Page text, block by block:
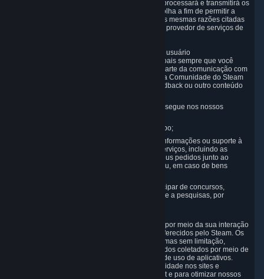
validade e código de segurança) à Valve, que processará e transmitirá os
dados para o provedor de serviços de sua escolha a fim de permitir a
operação e executar controles antifraude. Pelas mesmas razões citadas
acima, a Valve também receberá dados do seu provedor de serviços de
3.3 Outros dados enviados explicitamente pelo usuário
Coletaremos e processaremos os Dados Pessoais sempre que você
fornecê-los ou enviá-los explicitamente como parte da comunicação com
terceiros no Steam, por exemplo, nos Fóruns da Comunidade do Steam
ou nos bate-papos, ou quando você enviar feedback ou outro conteúdo
Informações que você publica, comenta ou segue nos nossos
Informações enviadas por meio de bate-papo;
Informações que você fornece ao solicitar informações ou suporte à
nossa equipe ou ao adquirir Conteúdo e Serviços, incluindo as
informações necessárias para processar seus pedidos junto ao
provedor de pagamentos correspondente ou, em caso de bens
Informações que você nos fornece ao participar de concursos,
competições e torneios ou quando responde a pesquisas, por
Nós coletamos uma variedade de informações por meio da sua interação
geral com os sites, o Conteúdo e os Serviços oferecidos pelo Steam. Os
Dados Pessoais que coletamos podem incluir, mas sem limitação,
informações do navegador e do dispositivo, dados coletados por meio de
interações eletrônicas automatizadas e dados de uso de aplicativos.
Da mesma forma, acompanharemos nossa atividade nos sites e
aplicativos para verificar que você não é um bot e para otimizar nossos